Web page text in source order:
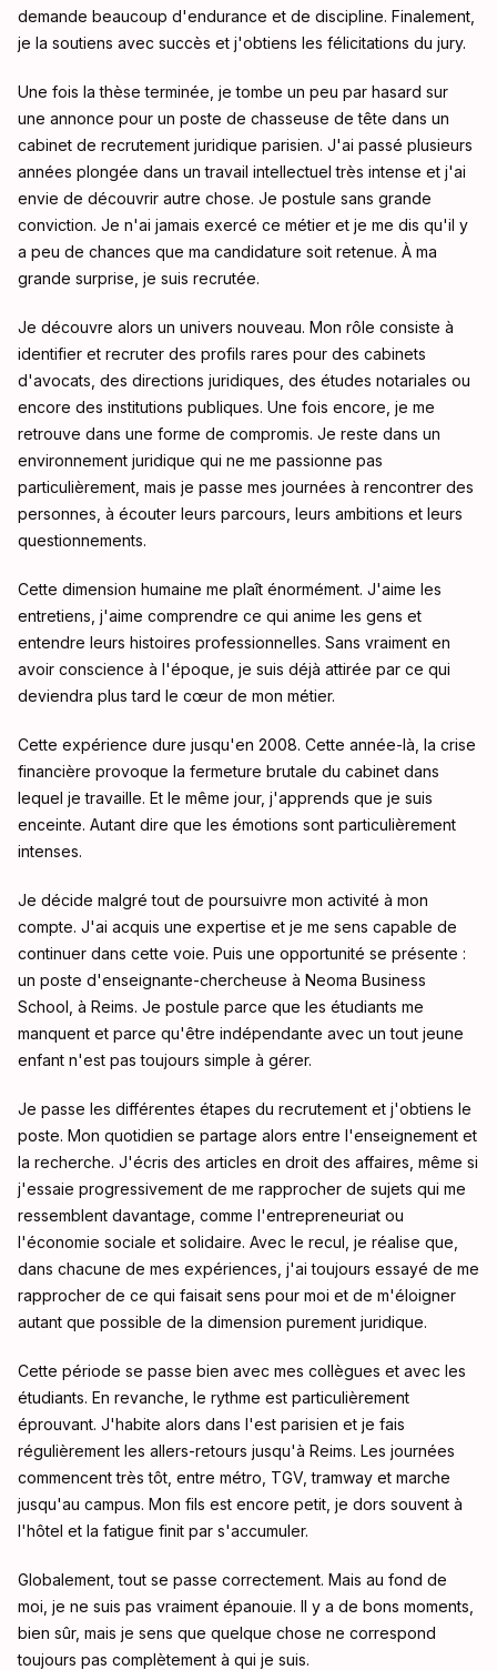
demande beaucoup d'endurance et de discipline. Finalement,
je la soutiens avec succès et j'obtiens les félicitations du jury.
Une fois la thèse terminée, je tombe un peu par hasard sur
une annonce pour un poste de chasseuse de tête dans un
cabinet de recrutement juridique parisien. J'ai passé plusieurs
années plongée dans un travail intellectuel très intense et j'ai
envie de découvrir autre chose. Je postule sans grande
conviction. Je n'ai jamais exercé ce métier et je me dis qu'il y
a peu de chances que ma candidature soit retenue. À ma
grande surprise, je suis recrutée.
Je découvre alors un univers nouveau. Mon rôle consiste à
identifier et recruter des profils rares pour des cabinets
d'avocats, des directions juridiques, des études notariales ou
encore des institutions publiques. Une fois encore, je me
retrouve dans une forme de compromis. Je reste dans un
environnement juridique qui ne me passionne pas
particulièrement, mais je passe mes journées à rencontrer des
personnes, à écouter leurs parcours, leurs ambitions et leurs
questionnements.
Cette dimension humaine me plaît énormément. J'aime les
entretiens, j'aime comprendre ce qui anime les gens et
entendre leurs histoires professionnelles. Sans vraiment en
avoir conscience à l'époque, je suis déjà attirée par ce qui
deviendra plus tard le cœur de mon métier.
Cette expérience dure jusqu'en 2008. Cette année-là, la crise
financière provoque la fermeture brutale du cabinet dans
lequel je travaille. Et le même jour, j'apprends que je suis
enceinte. Autant dire que les émotions sont particulièrement
intenses.
Je décide malgré tout de poursuivre mon activité à mon
compte. J'ai acquis une expertise et je me sens capable de
continuer dans cette voie. Puis une opportunité se présente :
un poste d'enseignante-chercheuse à Neoma Business
School, à Reims. Je postule parce que les étudiants me
manquent et parce qu'être indépendante avec un tout jeune
enfant n'est pas toujours simple à gérer.
Je passe les différentes étapes du recrutement et j'obtiens le
poste. Mon quotidien se partage alors entre l'enseignement et
la recherche. J'écris des articles en droit des affaires, même si
j'essaie progressivement de me rapprocher de sujets qui me
ressemblent davantage, comme l'entrepreneuriat ou
l'économie sociale et solidaire. Avec le recul, je réalise que,
dans chacune de mes expériences, j'ai toujours essayé de me
rapprocher de ce qui faisait sens pour moi et de m'éloigner
autant que possible de la dimension purement juridique.
Cette période se passe bien avec mes collègues et avec les
étudiants. En revanche, le rythme est particulièrement
éprouvant. J'habite alors dans l'est parisien et je fais
régulièrement les allers-retours jusqu'à Reims. Les journées
commencent très tôt, entre métro, TGV, tramway et marche
jusqu'au campus. Mon fils est encore petit, je dors souvent à
l'hôtel et la fatigue finit par s'accumuler.
Globalement, tout se passe correctement. Mais au fond de
moi, je ne suis pas vraiment épanouie. Il y a de bons moments,
bien sûr, mais je sens que quelque chose ne correspond
toujours pas complètement à qui je suis.